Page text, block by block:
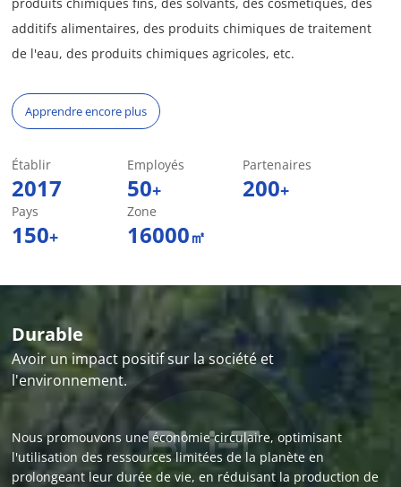
additifs alimentaires, des produits chimiques de traitement
de l'eau, des produits chimiques agricoles, etc.
Apprendre encore plus
Établir
2017
Employés
50+
Partenaires
200+
Pays
150+
Zone
16000㎡
Durable
Avoir un impact positif sur la société et
l'environnement.
Nous promouvons une économie circulaire, optimisant
l'utilisation des ressources limitées de la planète en
prolongeant leur durée de vie, en réduisant la production de